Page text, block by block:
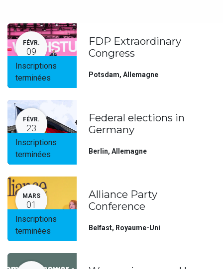
FÉVR.
09
Inscriptions
terminées
FDP Extraordinary
Congress
Potsdam,Allemagne
FÉVR.
23
Inscriptions
terminées
Federal elections in
Germany
Berlin,Allemagne
MARS
01
Inscriptions
terminées
Alliance Party
Conference
Belfast, Royaume-Uni